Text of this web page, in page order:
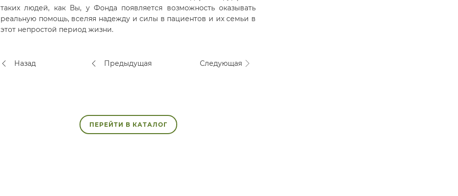
таких людей, как Вы, у Фонда появляется возможность оказывать
реальную помощь, вселяя надежду и силы в пациентов и их семьи в
этот непростой период жизни.
Назад Предыдущая Следующая
ПЕРЕЙТИ В КАТАЛОГ